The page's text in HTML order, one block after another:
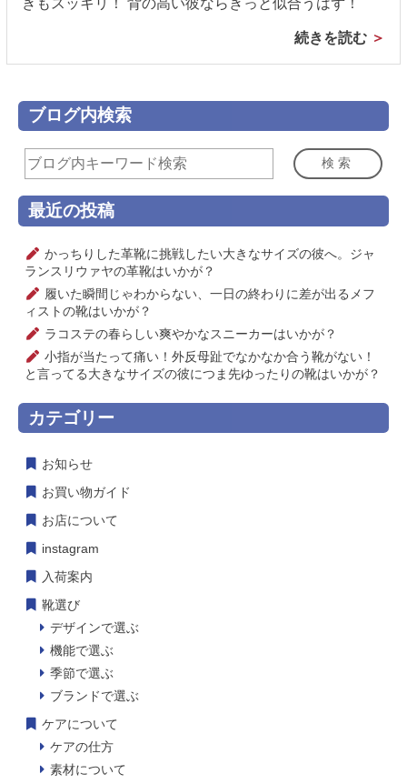
きもスッキリ！ 背の高い彼ならきっと似合うはず！
続きを読む
ブログ内検索
検索
最近の投稿
かっちりした革靴に挑戦したい大きなサイズの彼へ。ジャ
ランスリウァヤの革靴はいかが？
履いた瞬間じゃわからない、一日の終わりに差が出るメフ
ィストの靴はいかが？
ラコステの春らしい爽やかなスニーカーはいかが？
小指が当たって痛い！外反母趾でなかなか合う靴がない！
と言ってる大きなサイズの彼につま先ゆったりの靴はいかが？
カテゴリー
お知らせ
お買い物ガイド
お店について
instagram
入荷案内
靴選び
デザインで選ぶ
機能で選ぶ
季節で選ぶ
ブランドで選ぶ
ケアについて
ケアの仕方
素材について